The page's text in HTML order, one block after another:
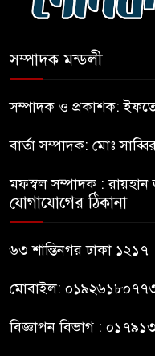
ছাত্রদল
৮
৯
১০
সম্পাদক মন্ডলী
সম্পাদক ও প্রকাশক:
বার্তা সম্পাদক: মোঃ
মফস্বল সম্পাদক : রায়হান
যোগাযোগের ঠিকানা
৬৩ শান্তিনগর ঢাকা ১২১৭
মোবাইল:
বিজ্ঞাপন বিভাগ :